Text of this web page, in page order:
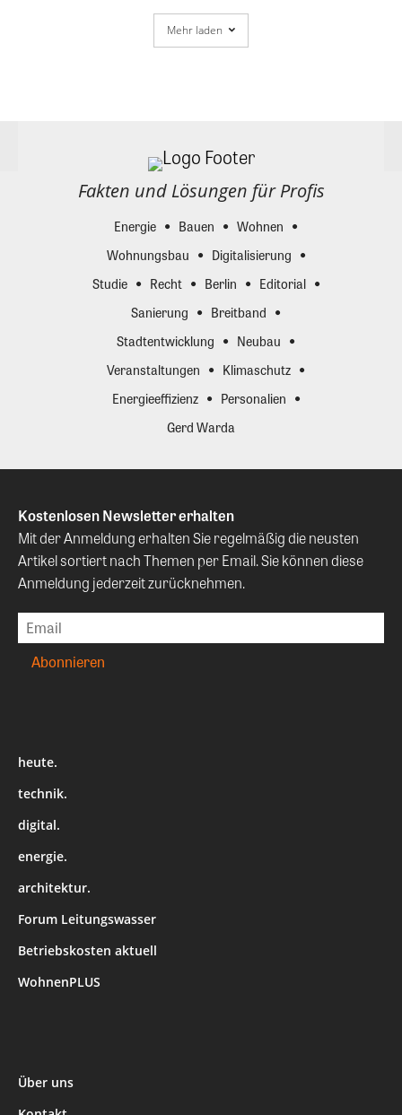
Mehr laden
Fakten und Lösungen für Profis
Energie Bauen
Wohnen
Wohnungsbau
Digitalisierung
Studie
Recht Berlin
Editorial
Sanierung
Breitband
Stadtentwicklung
Neubau
Veranstaltungen
Klimaschutz
Energieeffizienz
Personalien
Gerd Warda
Kostenlosen Newsletter erhalten
Mit der Anmeldung erhalten Sie regelmäßig die neusten
Artikel sortiert nach Themen per Email. Sie können diese
Anmeldung jederzeit zurücknehmen.
heute.
technik.
digital.
energie.
architektur.
Forum Leitungswasser
Betriebskosten aktuell
WohnenPLUS
Über uns